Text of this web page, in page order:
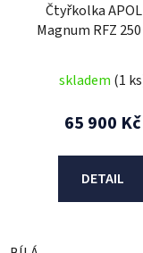
Čtyřkolka
Magnum RFZ
skladem (1
65 900 Kč
DETAIL